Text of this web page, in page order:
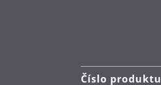
Číslo produktu